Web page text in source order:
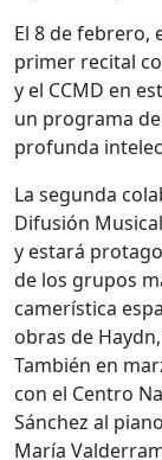
El 8 de febrero,
primer recital
y el CCMD en
un programa
profunda
La segunda
Difusión
y estará
de los grupos
camerística
obras de
También en
con el Centro
Sánchez al
María